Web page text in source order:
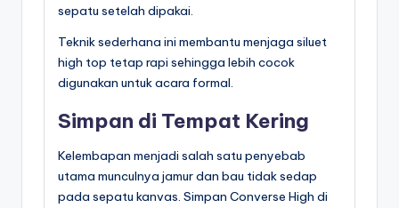
sepatu setelah dipakai.
Teknik sederhana ini membantu menjaga siluet
high top tetap rapi sehingga lebih cocok
digunakan untuk acara formal.
Simpan di Tempat Kering
Kelembapan menjadi salah satu penyebab
utama munculnya jamur dan bau tidak sedap
pada sepatu kanvas. Simpan Converse High di